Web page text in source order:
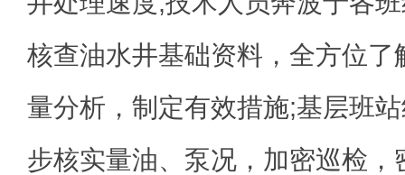
核查油水井基础资料，全方位了
量分析，制定有效措施;基层班
步核实量油、泵况，加密巡检